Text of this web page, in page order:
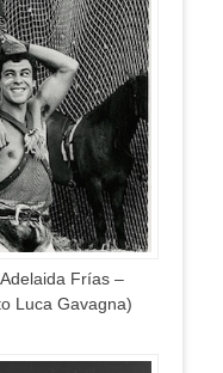
Frías –
Luca Gavagna)